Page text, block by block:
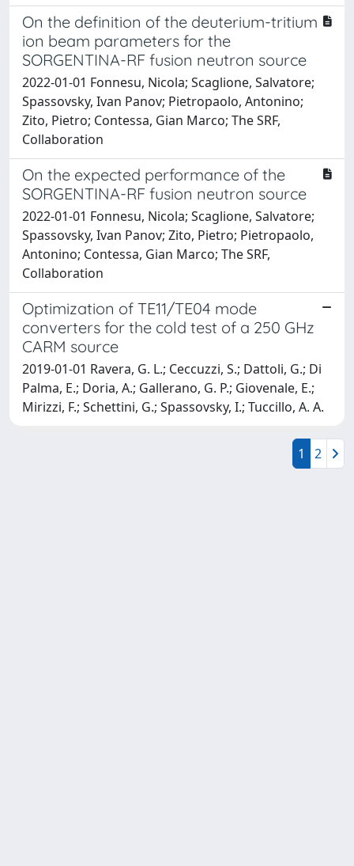
On the definition of the deuterium-tritium
ion beam parameters for the
SORGENTINA-RF fusion neutron source
2022-01-01 Fonnesu, Nicola; Scaglione, Salvatore;
Spassovsky, Ivan Panov; Pietropaolo, Antonino;
Zito, Pietro; Contessa, Gian Marco; The SRF,
Collaboration
On the expected performance of the
SORGENTINA-RF fusion neutron source
2022-01-01 Fonnesu, Nicola; Scaglione, Salvatore;
Spassovsky, Ivan Panov; Zito, Pietro; Pietropaolo,
Antonino; Contessa, Gian Marco; The SRF,
Collaboration
Optimization of TE11/TE04 mode
converters for the cold test of a 250 GHz
CARM source
2019-01-01 Ravera, G. L.; Ceccuzzi, S.; Dattoli, G.; Di
Palma, E.; Doria, A.; Gallerano, G. P.; Giovenale, E.;
Mirizzi, F.; Schettini, G.; Spassovsky, I.; Tuccillo, A. A.
1 2